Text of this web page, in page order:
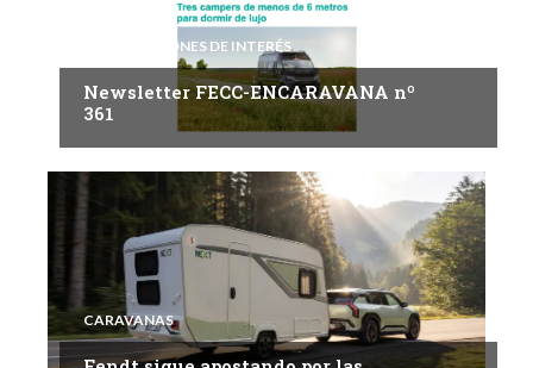
INFORMACIONES DE INTERÉS
Newsletter FECC-ENCARAVANA nº
361
CARAVANAS